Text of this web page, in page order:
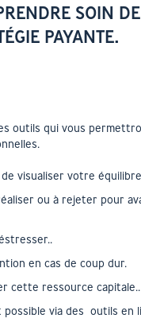
SOIN
PAYANTE.
outils qui vous
visualiser votre
ou à rejeter pour
en cas de coup dur.
cette ressource capitale..
via des outils en